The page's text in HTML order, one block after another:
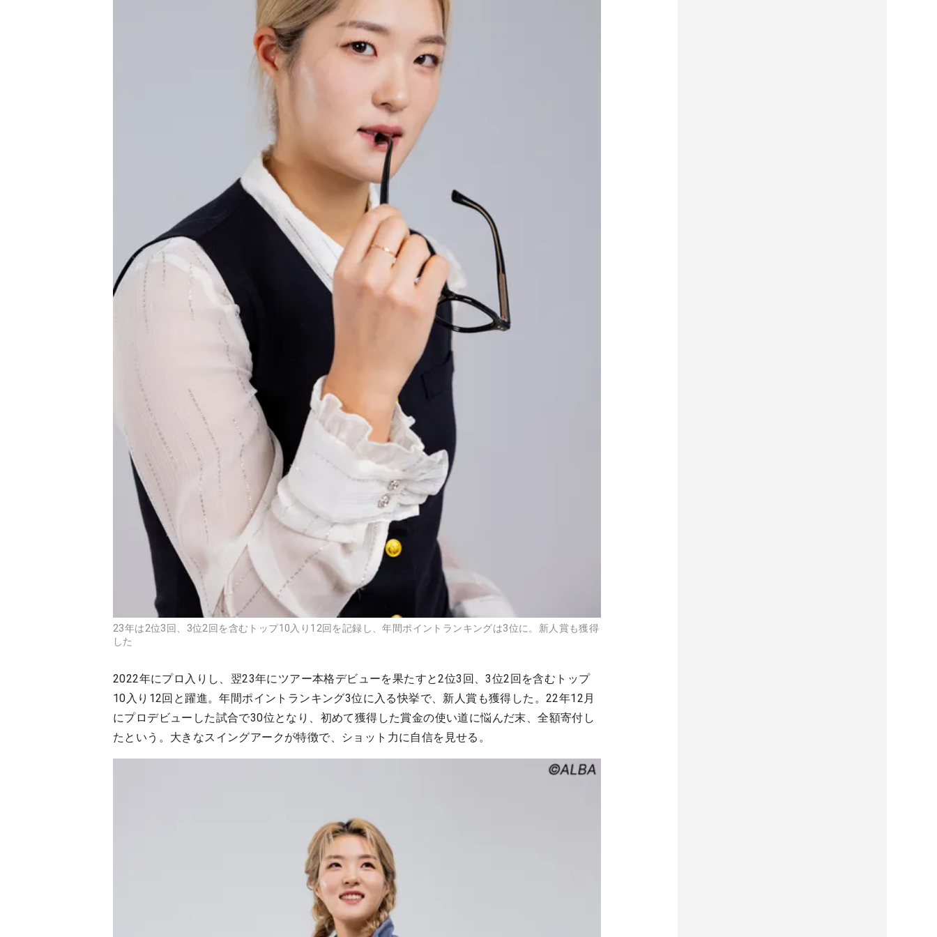
23年は2位3回、3位2回を含むトップ10入り12回を記録し、年間ポイントランキングは3位に。新人賞も獲得
した
2022年にプロ入りし、翌23年にツアー本格デビューを果たすと2位3回、3位2回を含むトップ
10入り12回と躍進。年間ポイントランキング3位に入る快挙で、新人賞も獲得した。22年12月
にプロデビューした試合で30位となり、初めて獲得した賞金の使い道に悩んだ末、全額寄付し
たという。大きなスイングアークが特徴で、ショット力に自信を見せる。